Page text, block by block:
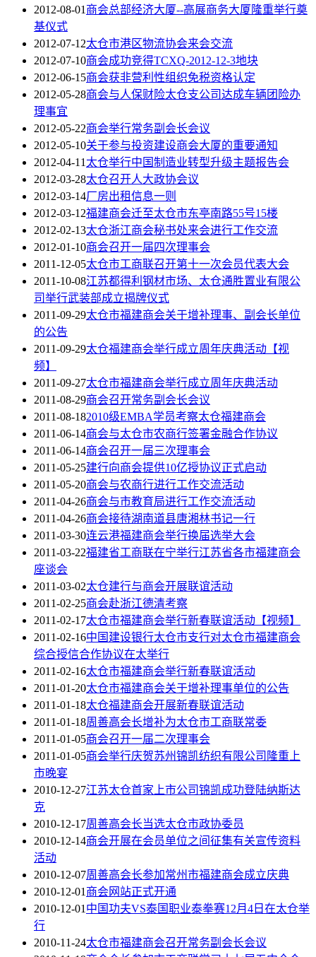
2012-08-01商会总部经济大厦--高展商务大厦隆重举行奠
基仪式
2012-07-12太仓市港区物流协会来会交流
2012-07-10商会成功竞得TCXQ-2012-12-3地块
2012-06-15商会获非营利性组织免税资格认定
2012-05-28商会与人保财险太仓支公司达成车辆团险办
理事宜
2012-05-22商会举行常务副会长会议
2012-05-10关于参与投资建设商会大厦的重要通知
2012-04-11太仓举行中国制造业转型升级主题报告会
2012-03-28太仓召开人大政协会议
2012-03-14厂房出租信息一则
2012-03-12福建商会迁至太仓市东亭南路55号15楼
2012-02-13太仓浙江商会秘书处来会进行工作交流
2012-01-10商会召开一届四次理事会
2011-12-05太仓市工商联召开第十一次会员代表大会
2011-10-08江苏都得利钢材市场、太仓通胜置业有限公
司举行武装部成立揭牌仪式
2011-09-29太仓市福建商会关于增补理事、副会长单位
的公告
2011-09-29太仓福建商会举行成立周年庆典活动【视
频】
2011-09-27太仓市福建商会举行成立周年庆典活动
2011-08-29商会召开常务副会长会议
2011-08-182010级EMBA学员考察太仓福建商会
2011-06-14商会与太仓市农商行签署金融合作协议
2011-06-14商会召开一届三次理事会
2011-05-25建行向商会提供10亿授协议正式启动
2011-05-20商会与农商行进行工作交流活动
2011-04-26商会与市教育局进行工作交流活动
2011-04-26商会接待湖南道县唐湘林书记一行
2011-03-30连云港福建商会举行换届选举大会
2011-03-22福建省工商联在宁举行江苏省各市福建商会
座谈会
2011-03-02太仓建行与商会开展联谊活动
2011-02-25商会赴浙江德清考察
2011-02-17太仓市福建商会举行新春联谊活动【视频】
2011-02-16中国建设银行太仓市支行对太仓市福建商会
综合授信合作协议在太举行
2011-02-16太仓市福建商会举行新春联谊活动
2011-01-20太仓市福建商会关于增补理事单位的公告
2011-01-18太仓福建商会开展新春联谊活动
2011-01-18周善高会长增补为太仓市工商联常委
2011-01-05商会召开一届二次理事会
2011-01-05商会举行庆贺苏州锦凯纺织有限公司隆重上
市晚宴
2010-12-27江苏太仓首家上市公司锦凯成功登陆纳斯达
克
2010-12-17周善高会长当选太仓市政协委员
2010-12-14商会开展在会员单位之间征集有关宣传资料
活动
2010-12-07周善高会长参加常州市福建商会成立庆典
2010-12-01商会网站正式开通
2010-12-01中国功夫VS泰国职业泰拳赛12月4日在太仓举
行
2010-11-24太仓市福建商会召开常务副会长会议